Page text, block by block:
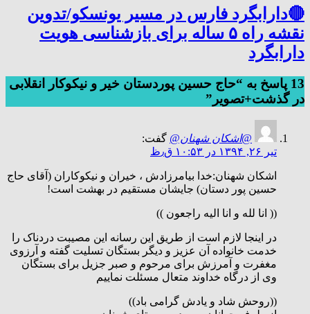
🔴دارابگرد فارس در مسیر یونسکو/تدوین
نقشه راه ۵ ساله برای بازشناسی هویت
دارابگرد
13 پاسخ به “حاج حسین پوردستان خیر و نیکوکار انقلابی
در گذشت+تصویر”
@اشكان شهنان@ گفت:
تیر ۲۶, ۱۳۹۴ در ۱۰:۵۳ ق٫ظ
اشکان شهنان:خدا بیامرزادش ، خیران و نیکوکاران (آقای حاج
حسین پور دستان) جایشان مستقیم در بهشت است!
(( انا لله و انا الیه راجعون ))
در اینجا لازم است از طریق این رسانه این مصیبت دردناک را
خدمت خانواده آن عزیز و دیگر بستگان تسلیت گفته و آرزوی
مغفرت و آمرزش برای مرحوم و صبر جزیل برای بستگان
وی از درگاه خداوند متعال مسئلت نماییم
((روحش شاد و یادش گرامی باد))